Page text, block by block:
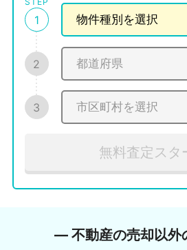
1
2
3
無料査定スタ
― 不動産の売却以